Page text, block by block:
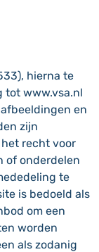
hierna te
tot www.vsa.nl
en
zijn
recht voor
of onderdelen
te
is bedoeld als
om een
worden
als zodanig